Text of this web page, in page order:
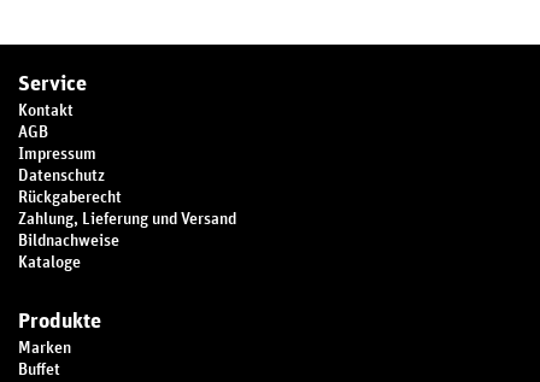
Service
Kontakt
AGB
Impressum
Datenschutz
Rückgaberecht
Zahlung, Lieferung und Versand
Bildnachweise
Kataloge
Produkte
Marken
Buffet